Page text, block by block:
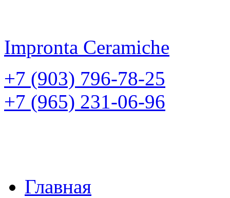
Impronta Ceramiche
+7 (903) 796-78-25
+7 (965) 231-06-96
Главная